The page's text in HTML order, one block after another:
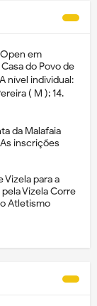
em
do Povo de
nível individual:
( M ); 14.
da Malafaia
inscrições
Vizela para a
Vizela Corre
Atletismo